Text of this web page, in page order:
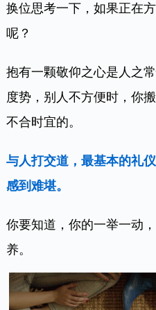
换位思考一下，如果正在
呢？
抱有一颗敬仰之心是人之
度势，别人不方便时，你
不合时宜的。
与人打交道，最基本的礼
感到难堪。
你要知道，你的一举一动
养。